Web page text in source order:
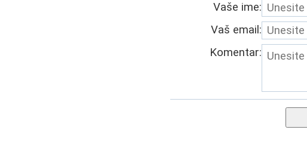
Vaše ime:
Vaš email:
Komentar: